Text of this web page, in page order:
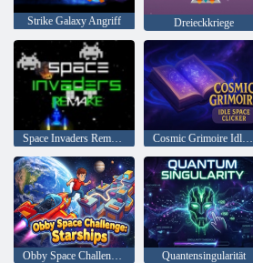
Strike Galaxy Angriff Dreieckkriege
Space Invaders Remake Cosmic Grimoire Idle Space Clicker
Obby Space Challenge: Raumschiffe Quantensingularität